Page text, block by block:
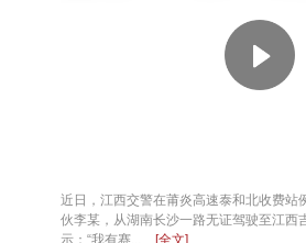
近日，江西交警在莆炎高速泰和北收费站
伙李某，从湖南长沙一路无证驾驶至江西
示：“我有赛...
[全文]